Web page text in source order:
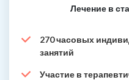
Лечение в
270 часовых
занятий
Участие в